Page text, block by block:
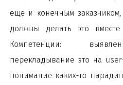
еще и конечным
должны делать это
Компетенции:
перекладывание это на
понимание каких-то